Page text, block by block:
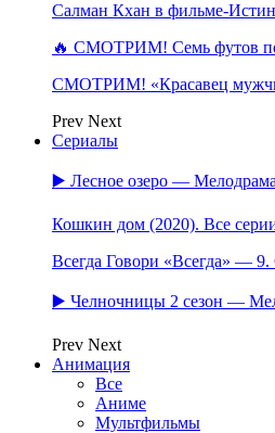
Салман Кхан в фильме-
🔥 СМОТРИМ! Семь футов
СМОТРИМ! «Красавец
Prev Next
Сериалы
▶️ Лесное озеро —
Кошкин дом (2020). Все
Всегда Говори «Всегда» —
▶️ Челночницы 2 сезон —
Prev Next
Анимация
Все
Аниме
Мультфильмы